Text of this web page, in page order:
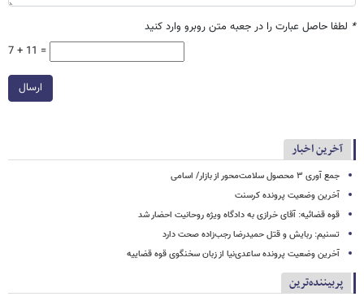
* لطفا حاصل عبارت را در جعبه متن روبرو وارد کنید
7 + 11 =
ارسال
آخرین اخبار
جمع آوری ۳ محصول سلامت‌محور از بازار/ اسامی
آخرین وضعیت پرونده کرسنت
قوه قضائیه: آقای خرازی به دادگاه ویژه روحانیت احضار شد
تسنیم: ربایش و قتل حمیدرضا رجب‌زاده صحت دارد
آخرین وضعیت پرونده ساعدی‌نیا از زبان سخنگوی قوه قضاییه
پربیننده‌ترین